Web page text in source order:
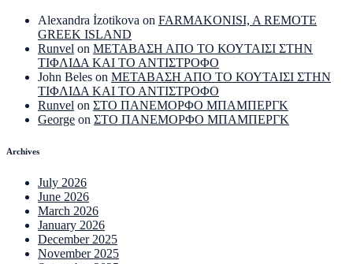
Alexandra İzotikova on FARMAKONISI, A REMOTE
GREEK ISLAND
Runvel on ΜΕΤΑΒΑΣΗ ΑΠΟ ΤΟ ΚΟΥΤΑΙΣΙ ΣΤΗΝ
ΤΙΦΛΙΔΑ ΚΑΙ ΤΟ ΑΝΤΙΣΤΡΟΦΟ
John Beles on ΜΕΤΑΒΑΣΗ ΑΠΟ ΤΟ ΚΟΥΤΑΙΣΙ ΣΤΗΝ
ΤΙΦΛΙΔΑ ΚΑΙ ΤΟ ΑΝΤΙΣΤΡΟΦΟ
Runvel on ΣΤΟ ΠΑΝΕΜΟΡΦΟ ΜΠΑΜΠΕΡΓΚ
George on ΣΤΟ ΠΑΝΕΜΟΡΦΟ ΜΠΑΜΠΕΡΓΚ
Archives
July 2026
June 2026
March 2026
January 2026
December 2025
November 2025